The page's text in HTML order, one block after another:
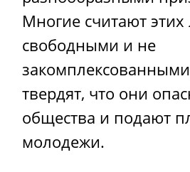
Многие считают
свободными и не
твердят, что они
общества и подают
молодежи.